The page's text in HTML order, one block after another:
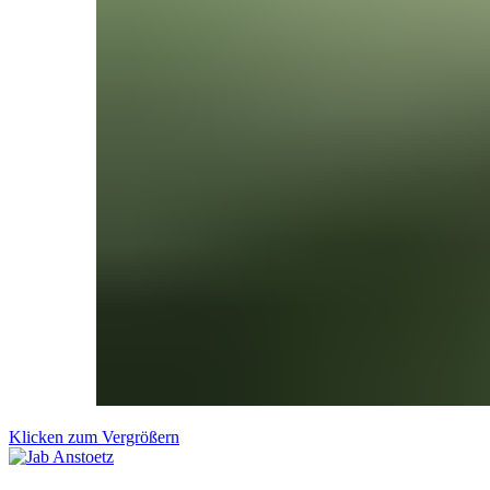
Klicken zum Vergrößern